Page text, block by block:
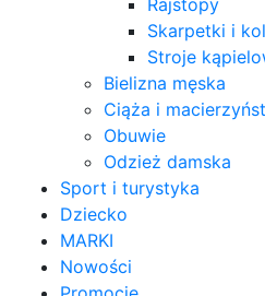
Rajstopy
Skarpetki i
Stroje
Bielizna męska
Ciąża i
Obuwie
Odzież damska
Sport i turystyka
Dziecko
MARKI
Nowości